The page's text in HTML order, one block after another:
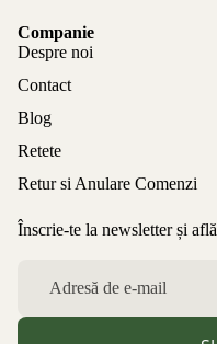
Companie
Despre noi
Contact
Blog
Retete
Retur si Anulare Comenzi
Înscrie-te la newsletter și
Politica de